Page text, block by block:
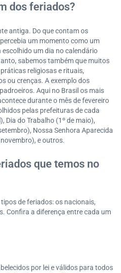
dos feriados?
antiga. Do que contam os
um momento como um
um dia no calendário
sabemos também que muitos
religiosas e rituais,
ou crenças. A exemplo dos
Aqui no Brasil os mais
durante o mês de fevereiro
pelas prefeituras de cada
Dia do Trabalho (1º de maio),
Nossa Senhora Aparecida
e outros.
que temos no
de feriados: os nacionais,
Confira a diferença entre cada um
por lei e válidos para todos